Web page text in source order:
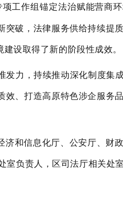
工作组锚定法治赋能营商
破，法律服务供给持续提
设取得了新的阶段性成效。
力，持续推动深化制度集
、打造高原特色涉企服务
和信息化厅、公安厅、财
负责人，区司法厅相关处